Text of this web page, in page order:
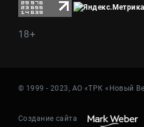
18+
© 1999 - 2023, АО «ТРК «Новый
Создание сайта